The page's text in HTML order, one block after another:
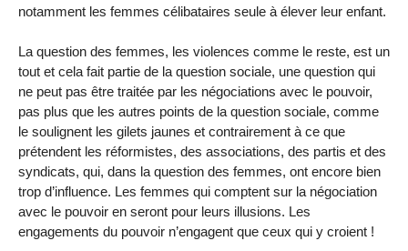
notamment les femmes célibataires seule à élever leur enfant.
La question des femmes, les violences comme le reste, est un
tout et cela fait partie de la question sociale, une question qui
ne peut pas être traitée par les négociations avec le pouvoir,
pas plus que les autres points de la question sociale, comme
le soulignent les gilets jaunes et contrairement à ce que
prétendent les réformistes, des associations, des partis et des
syndicats, qui, dans la question des femmes, ont encore bien
trop d’influence. Les femmes qui comptent sur la négociation
avec le pouvoir en seront pour leurs illusions. Les
engagements du pouvoir n’engagent que ceux qui y croient !